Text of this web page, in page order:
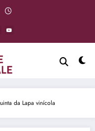
da Lapa vinícola